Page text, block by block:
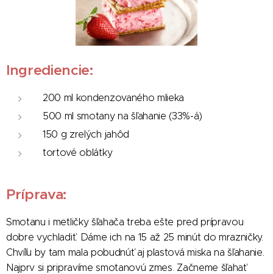
Ingrediencie:
200 ml kondenzovaného mlieka
500 ml smotany na šľahanie (33%-á)
150 g zrelých jahôd
tortové oblátky
Príprava:
Smotanu i metličky šľahača treba ešte pred prípravou
dobre vychladiť. Dáme ich na 15 až 25 minút do mrazničky.
Chvíľu by tam mala pobudnúť aj plastová miska na šľahanie.
Najprv si pripravíme smotanovú zmes. Začneme šľahať